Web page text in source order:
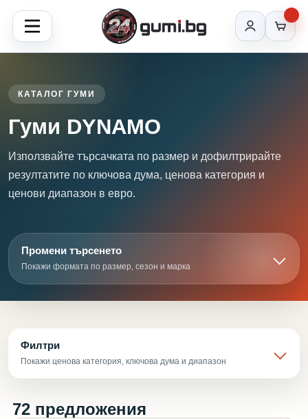
КАТАЛОГ ГУМИ
Гуми DYNAMO
Използвайте търсачката по размер и дофилтрирайте
резултатите по ключова дума, ценова категория и
ценови диапазон в евро.
Промени търсенето
Покажи формата по размер, сезон и марка
Филтри
Покажи ценова категория, ключова дума и диапазон
72 предложения